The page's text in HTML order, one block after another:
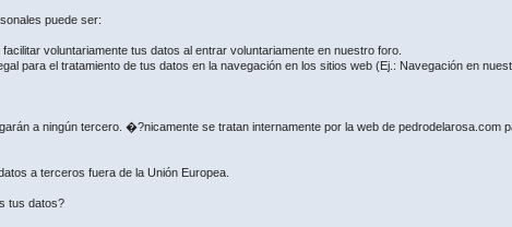
puede ser:
voluntariamente tus datos al entrar voluntariamente en nuestro foro.
para el tratamiento de tus datos en la navegación en los sitios web (Ej.: Navegación en
a ningún tercero. �?nicamente se tratan internamente por la web de pedrodelarosa.com
a terceros fuera de la Unión Europea.
tus datos?